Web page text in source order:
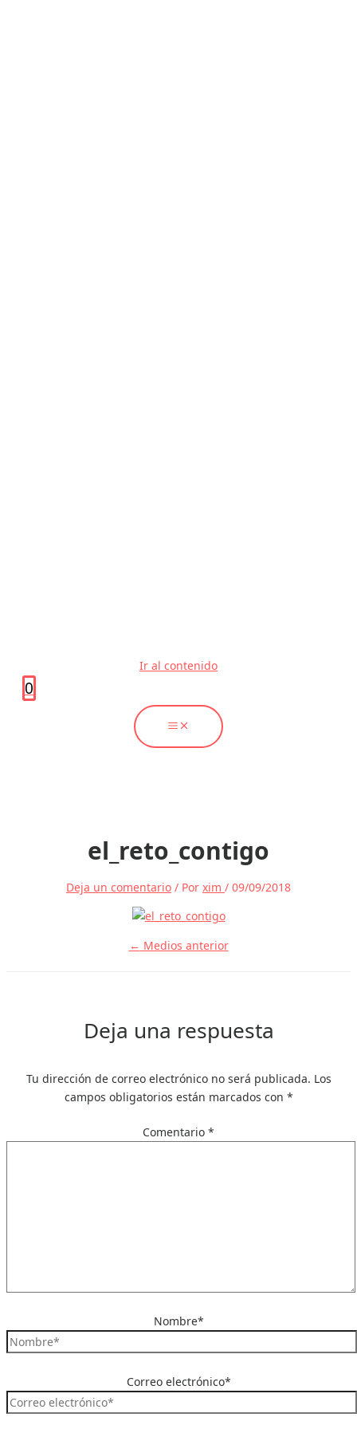
Ir al contenido
0
el_reto_contigo
Deja un comentario / Por xim / 09/09/2018
← Medios anterior
Deja una respuesta
Tu dirección de correo electrónico no será publicada. Los
campos obligatorios están marcados con *
Comentario *
Nombre*
Correo electrónico*